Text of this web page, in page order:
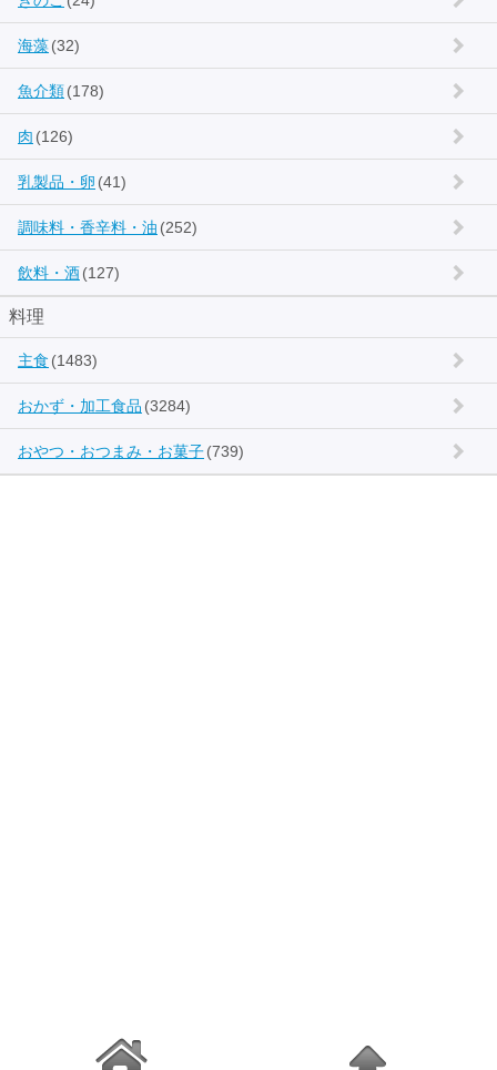
海藻(32)
魚介類(178)
肉 (126)
乳製品・卵 (41)
調味料・香辛料・油 (252)
飲料・酒(127)
料理
主食 (1483)
おかず・加工食品 (3284)
おやつ・おつまみ・お菓子(739)